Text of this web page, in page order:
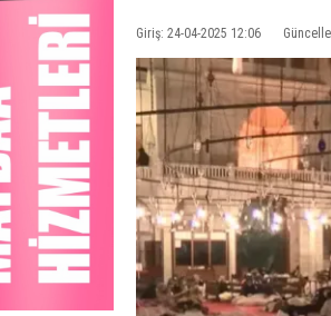
Giriş: 24-04-2025 12:06